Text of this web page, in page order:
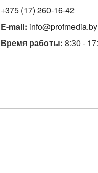
+375 (17) 260-16-42
E-mail: info@profmedia.by
Время работы: 8:30 -